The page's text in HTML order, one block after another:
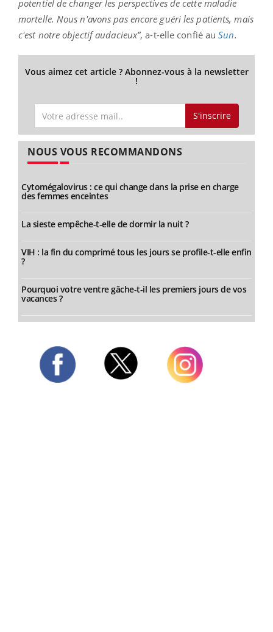
potentiel de changer les perspectives de cette maladie
mortelle. Nous n'avons pas encore guéri les patients, mais
c'est notre objectif audacieux”, a-t-elle confié auSun.
Vous aimez cet article ? Abonnez-vous à la newsletter
!
S'inscrire
NOUS VOUS RECOMMANDONS
Cytomégalovirus : ce qui change dans la prise en charge
des femmes enceintes
La sieste empêche-t-elle de dormir la nuit ?
VIH : la fin du comprimé tous les jours se profile-t-elle enfin
?
Pourquoi votre ventre gâche-t-il les premiers jours de vos
vacances ?